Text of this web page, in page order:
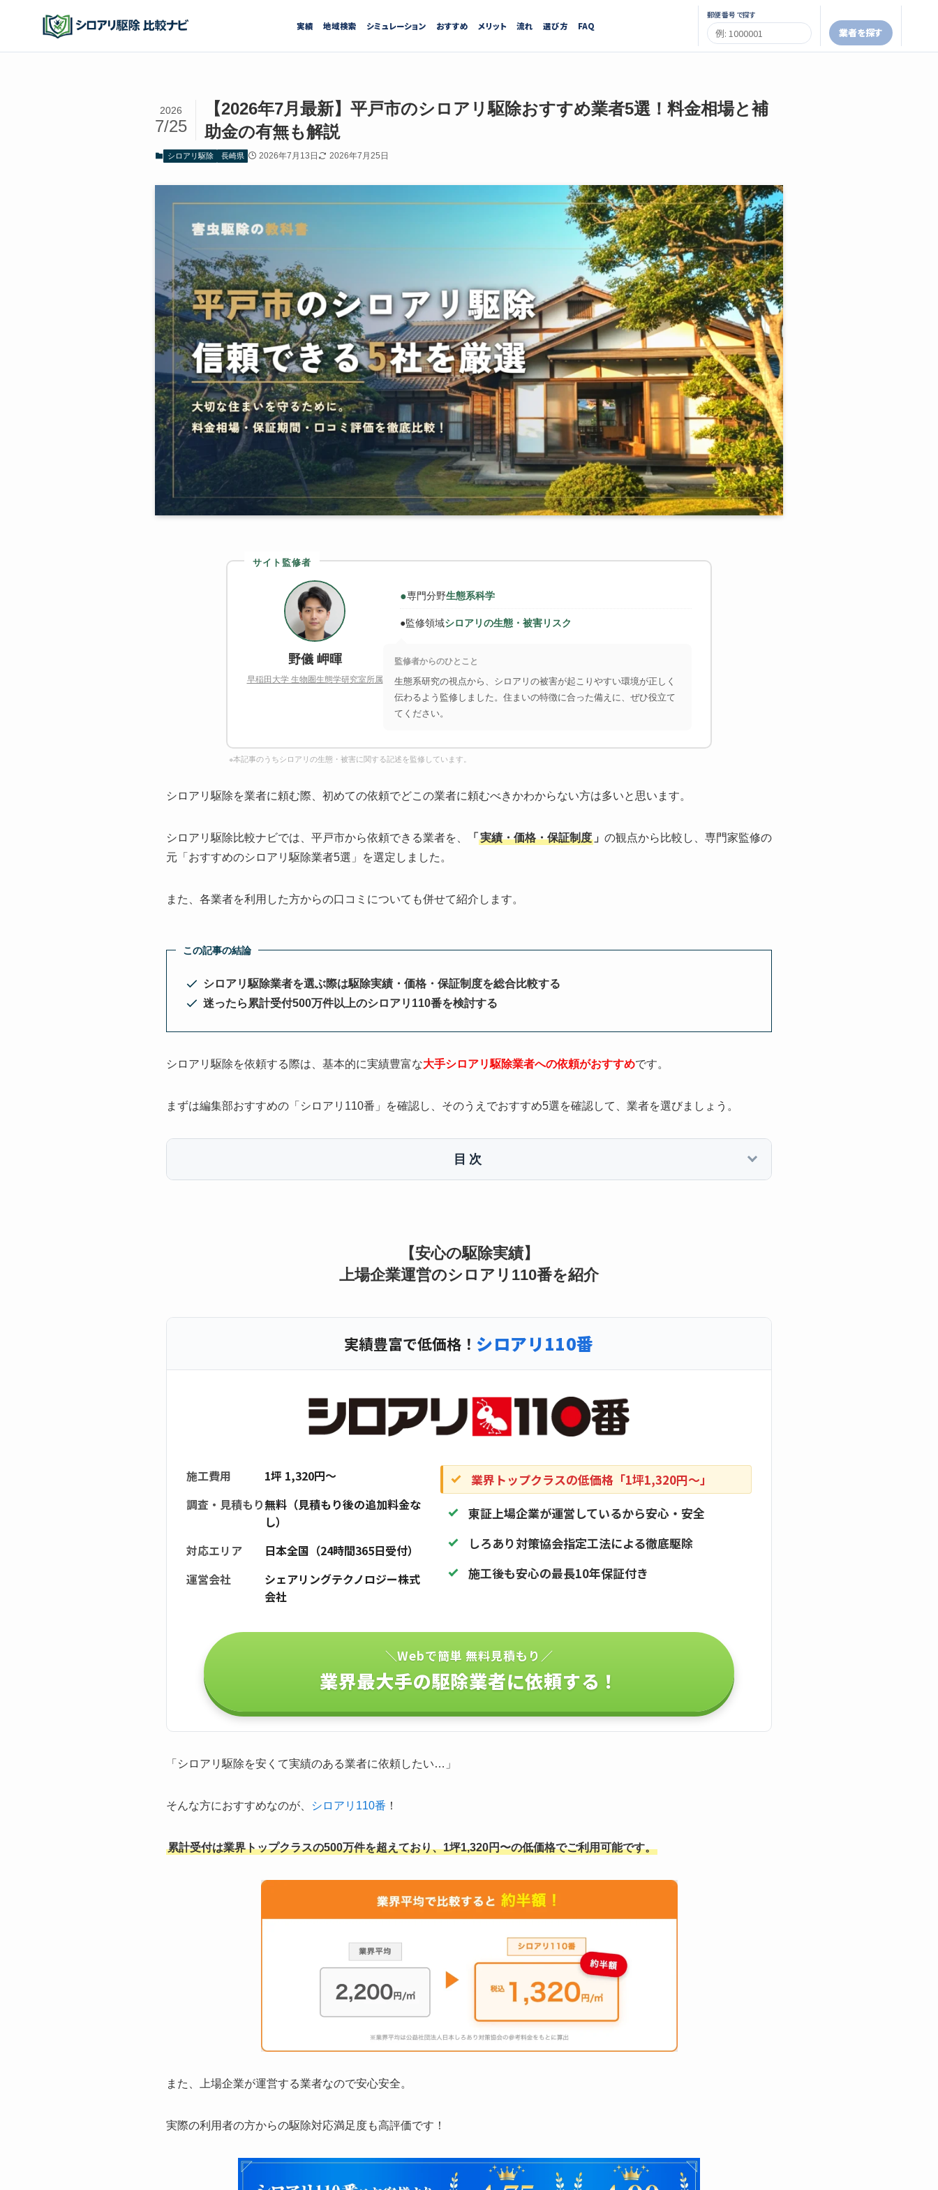
実績 地域検索 シミュレーション おすすめ メリット 流れ 選び方 FAQ
郵便番号で探す
業者を探す
【2026年7月最新】平戸市のシロアリ駆除おすすめ業者5選！料金相場と補
助金の有無も解説
2026
7/25
シロアリ駆除 長崎県 2026年7月13日 2026年7月25日
サイト監修者
野儀 岬暉
早稲田大学 生物圏生態学研究室所属
●専門分野生態系科学
●監修領域シロアリの生態・被害リスク
監修者からのひとこと
生態系研究の視点から、シロアリの被害が起こりやすい環境が正しく
伝わるよう監修しました。住まいの特徴に合った備えに、ぜひ役立て
てください。
※本記事のうちシロアリの生態・被害に関する記述を監修しています。
シロアリ駆除を業者に頼む際、初めての依頼でどこの業者に頼むべきかわからない方は多いと思います。
シロアリ駆除比較ナビでは、平戸市から依頼できる業者を、 「 実績・価格・保証制度 」 の観点から比較し、専門家監修の
元「おすすめのシロアリ駆除業者5選」を選定しました。
また、各業者を利用した方からの口コミについても併せて紹介します。
この記事の結論
シロアリ駆除業者を選ぶ際は駆除実績・価格・保証制度を総合比較する
迷ったら累計受付500万件以上のシロアリ110番を検討する
シロアリ駆除を依頼する際は、基本的に実績豊富な大手シロアリ駆除業者への依頼がおすすめです。
まずは編集部おすすめの「シロアリ110番」を確認し、そのうえでおすすめ5選を確認して、業者を選びましょう。
目次
【安心の駆除実績】
上場企業運営のシロアリ110番を紹介
実績豊富で低価格！ シロアリ110番
施工費用
1坪 1,320円〜
調査・見積もり無料（見積もり後の追加料金な
し）
対応エリア
日本全国（24時間365日受付）
運営会社
シェアリングテクノロジー株式
会社
業界トップクラスの低価格「1坪1,320円〜」
東証上場企業が運営しているから安心・安全
しろあり対策協会指定工法による徹底駆除
施工後も安心の最長10年保証付き
＼Webで簡単 無料見積もり／
業界最大手の駆除業者に依頼する！
「シロアリ駆除を安くて実績のある業者に依頼したい…」
そんな方におすすめなのが、 シロアリ110番 ！
累計受付は業界トップクラスの500万件を超えており、1坪1,320円〜の低価格でご利用可能です。
また、上場企業が運営する業者なので安心安全。
実際の利用者の方からの駆除対応満足度も高評価です！